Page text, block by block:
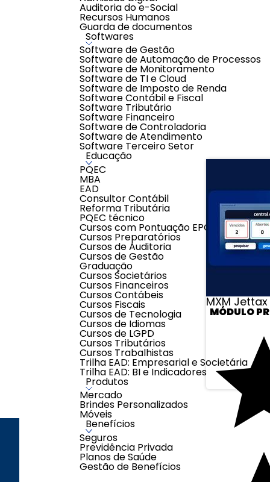
Auditoria do e-Social
Recursos Humanos
Guarda de documentos
Softwares
Software de Gestão
Software de Automação de Processos
Software de Monitoramento
Software de TI e Cloud
Software de Imposto de Renda
Software Contábil e Fiscal
Software Tributário
Software Financeiro
Software de Controladoria
Software de Atendimento
Software Terceiro Setor
Educação
PQEC
MBA
EAD
Consultor Contábil
Reforma Tributária
PQEC técnico
Cursos com Pontuação EPC
Cursos Preparatórios
Cursos de Auditoria
Cursos de Gestão
Graduação
Cursos Societários
Cursos Financeiros
Cursos Contábeis
Cursos Fiscais
Cursos de Tecnologia
Cursos de Idiomas
Cursos de LGPD
Cursos Tributários
Cursos Trabalhistas
Trilha EAD: Empresarial e Societária
Trilha EAD: BI e Indicadores
Produtos
Mercado
Brindes Personalizados
Móveis
Benefícios
Seguros
Previdência Privada
Planos de Saúde
Gestão de Benefícios
INFORMAÇÃO IMPORTANTE:
- O valor do anuncio refere-se ao valor mensal de
da Servidor na Nuvem sendo enviado boletos de
- O valor de desconto aplicado na primeira
corresponderão ao valor anunciado sem os
AVALIAÇÕES
0,0
0 classificações de clientes
MXM Jettax
MÓDULO
Quem